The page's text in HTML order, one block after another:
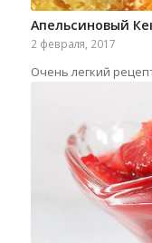
Апельсиновый
2 февраля, 2017
Очень легкий